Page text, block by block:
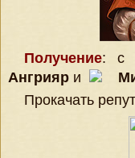
Получение: с
Ангрияр и
Прокачать